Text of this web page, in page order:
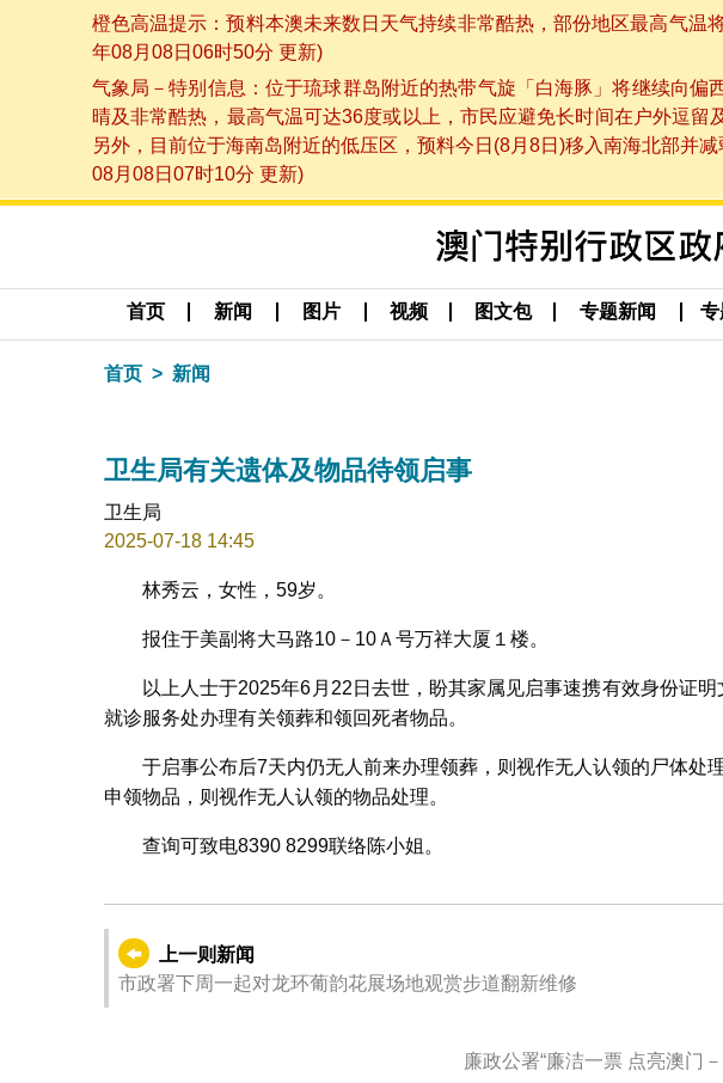
橙色高温提示：预料本澳未来数日天气持续非常酷热，部份地区最高气
年08月08日06时50分 更新)
气象局－特别信息：位于琉球群岛附近的热带气旋「白海豚」将继续向
晴及非常酷热，最高气温可达36度或以上，市民应避免长时间在户外逗
另外，目前位于海南岛附近的低压区，预料今日(8月8日)移入南海北部并
08月08日07时10分 更新)
首页 新闻 图片 视频 图文包 专题新闻 专
首页 新闻
卫生局有关遗体及物品待领启事
卫生局
2025-07-18 14:45
林秀云，女性，59岁。
报住于美副将大马路10－10Ａ号万祥大厦１楼。
以上人士于2025年6月22日去世，盼其家属见启事速携有效身份证
就诊服务处办理有关领葬和领回死者物品。
于启事公布后7天内仍无人前来办理领葬，则视作无人认领的尸体处
申领物品，则视作无人认领的物品处理。
查询可致电8390 8299联络陈小姐。
上一则新闻
市政署下周一起对龙环葡韵花展场地观赏步道翻新维修
廉政公署“廉洁一票 点亮澳门